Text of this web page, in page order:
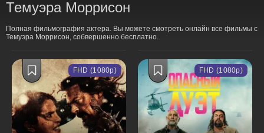
Темуэра Моррисон
Полная фильмография актера. Вы можете смотреть онлайн все фильмы с
Темуэра Моррисон, собвершенно бесплатно.
FHD (1080p) FHD (1080p)